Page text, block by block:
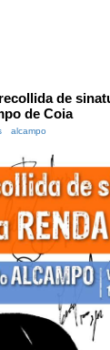
de
de Coia
alcampo